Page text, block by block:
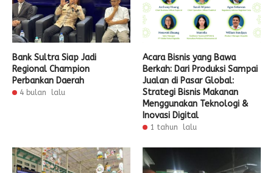
Bank Sultra Siap Jadi
Regional Champion
Perbankan Daerah
4 bulan lalu
Acara Bisnis yang Bawa
Berkah: Dari Produksi Sampai
Jualan di Pasar Global:
Strategi Bisnis Makanan
Menggunakan Teknologi &
Inovasi Digital
1 tahun lalu